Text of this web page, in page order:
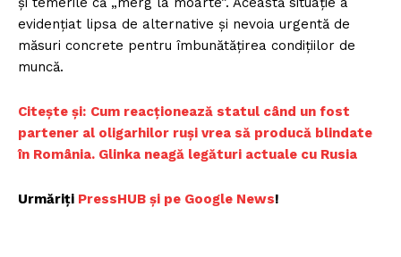
Un proiect
FREEDOM HOUSE ROMÂNIA
Despre noi / Echipa
evidențiat lipsa de alternative și nevoia urgentă de
măsuri concrete pentru îmbunătățirea condițiilor de
muncă.
Citește și: Cum reacționează statul când un fost
partener al oligarhilor ruși vrea să producă blindate
în România. Glinka neagă legături actuale cu Rusia
Urmăriți PressHUB și pe Google News!